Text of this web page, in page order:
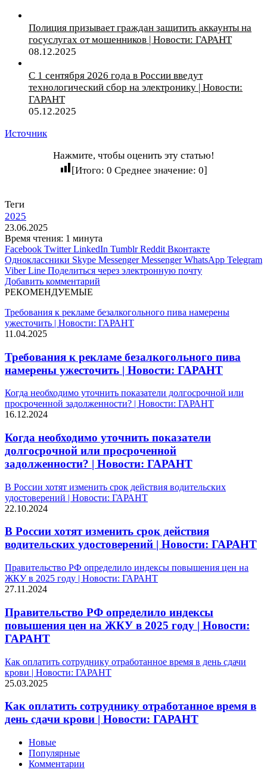
Полиция призывает граждан защитить аккаунты на
госуслугах от мошенников | Новости: ГАРАНТ
08.12.2025
С 1 сентября 2026 года в России введут
технологический сбор на электронику | Новости:
ГАРАНТ
05.12.2025
Источник
Нажмите, чтобы оценить эту статью!
[Итого: 0 Среднее значение: 0]
Теги
2025
23.06.2025
Время чтения: 1 минута
Facebook Twitter LinkedIn Tumblr Reddit Вконтакте
Одноклассники Skype Messenger Messenger WhatsApp Telegram
Viber Line Поделиться через электронную почту
Добавить комментарий
РЕКОМЕНДУЕМЫЕ
Требования к рекламе безалкогольного пива намерены
ужесточить | Новости: ГАРАНТ
11.04.2025
Требования к рекламе безалкогольного пива
намерены ужесточить | Новости: ГАРАНТ
Когда необходимо уточнить показатели долгосрочной или
просроченной задолженности? | Новости: ГАРАНТ
16.12.2024
Когда необходимо уточнить показатели
долгосрочной или просроченной
задолженности? | Новости: ГАРАНТ
В России хотят изменить срок действия водительских
удостоверений | Новости: ГАРАНТ
22.10.2024
В России хотят изменить срок действия
водительских удостоверений | Новости: ГАРАНТ
Правительство РФ определило индексы повышения цен на
ЖКУ в 2025 году | Новости: ГАРАНТ
27.11.2024
Правительство РФ определило индексы
повышения цен на ЖКУ в 2025 году | Новости:
ГАРАНТ
Как оплатить сотруднику отработанное время в день сдачи
крови | Новости: ГАРАНТ
25.03.2025
Как оплатить сотруднику отработанное время в
день сдачи крови | Новости: ГАРАНТ
Новые
Популярные
Комментарии